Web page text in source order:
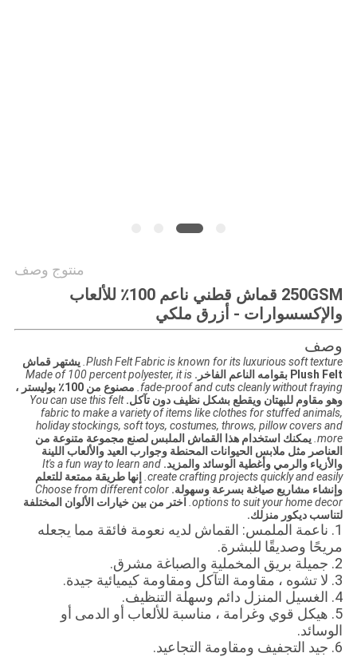
منتوج وصف
250GSM قماش قطني ناعم 100٪ للألعاب
والإكسسوارات - أزرق ملكي
وصف
Plush Felt Fabric is known for its luxurious soft texture. يشتهر قماش
Plush Felt بقوامه الناعم الفاخر.
Made of 100 percent polyester, it is
fade-proof and cuts cleanly without fraying.
مصنوع من 100٪ بوليستر ،
وهو مقاوم للبهتان ويقطع بشكل نظيف دون تآكل. You can use this felt
fabric to make a variety of items like clothes for stuffed animals,
holiday stockings, soft toys, costumes, throws, pillow covers and
more. يمكنك استخدام هذا القماش الملبس لصنع مجموعة متنوعة من
العناصر مثل ملابس الحيوانات المحنطة وجوارب العيد والألعاب اللينة
والأزياء والرمي وأغطية الوسائد والمزيد. It's a fun way to learn and
create crafting projects quickly and easily.
إنها طريقة ممتعة للتعلم
وإنشاء مشاريع صياغة بسرعة وسهولة. Choose from different color
options to suit your home decor.
اختر من بين خيارات الألوان المختلفة
لتناسب ديكور منزلك.
1. ناعمة الملمس: القماش لديه نعومة فائقة مما يجعله
مريحًا وصديقًا للبشرة.
2. جميلة بريق المخملية والصباغة مشرق.
3. لا تشوه ، مقاومة التآكل ومقاومة كيميائية جيدة.
4. الغسيل المنزل دائم وسهلة التنظيف.
5. هيكل قوي وغرامة ، مناسبة للألعاب أو الدمى أو
الوسائد.
6. جيد التجفيف ومقاومة التجاعيد.